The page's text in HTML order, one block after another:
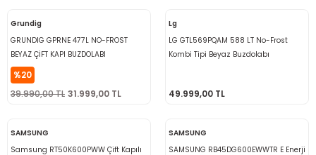
Grundig
GRUNDIG GPRNE 477L NO-FROST
BEYAZ ÇİFT KAPI BUZDOLABI
%20
39.990,00 TL 31.999,00 TL
Lg
LG GTL569PQAM 588 LT No-Frost
Kombi Tipi Beyaz Buzdolabı
49.999,00 TL
SAMSUNG
Samsung RT50K600PWW Çift Kapılı
SAMSUNG
SAMSUNG RB45DG600EWWTR E Enerji